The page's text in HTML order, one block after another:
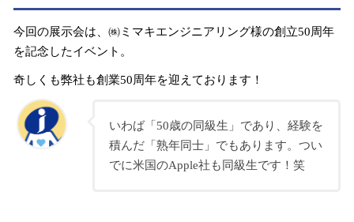
今回の展示会は、㈱ミマキエンジニアリング様の創立50周年
を記念したイベント。
奇しくも弊社も創業50周年を迎えております！
いわば「50歳の同級生」であり、経験を
積んだ「熟年同士」でもあります。つい
でに米国のApple社も同級生です！笑